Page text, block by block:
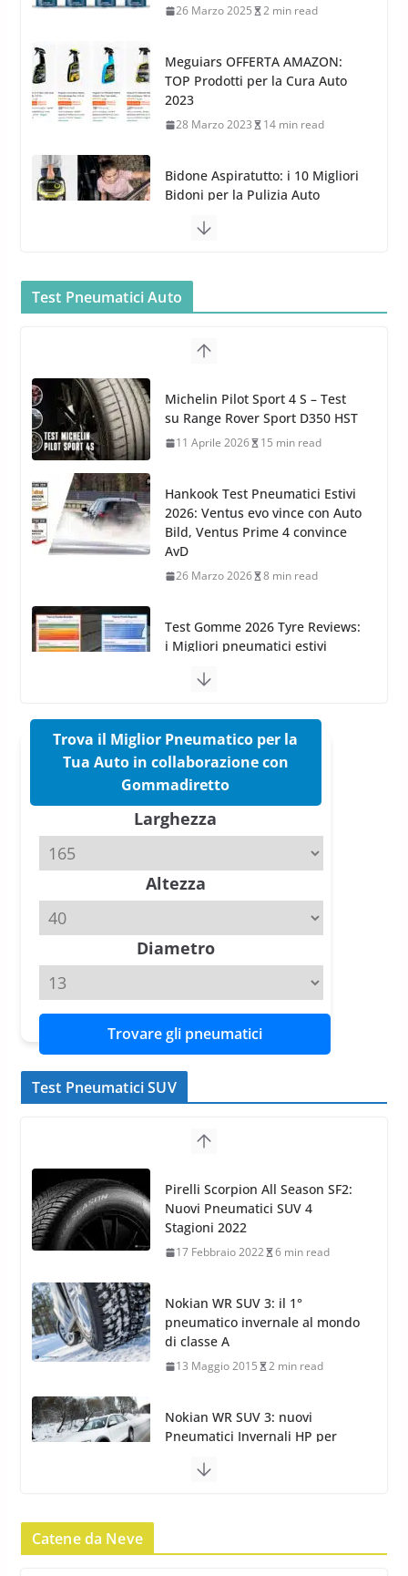
28 Marzo 2023 14 min read
Bidone Aspiratutto: i 10 Migliori
Bidoni per la Pulizia Auto
6 Maggio 2022
Gun per la tua Idropulitrice?
5 Maggio 2022 2 min read
Car Care
26 Marzo 2025 2 min read
Azoto
26 Marzo 2025 2 min read
Test Pneumatici Auto
Hankook Test Pneumatici Estivi
2026: Ventus evo vince con Auto
Bild, Ventus Prime 4 convince
Test Gomme 2026 Tyre Reviews:
i Migliori pneumatici estivi
sportivi a confronto
Pirelli Cinturato 2026: due
confermano il salto tecnico del
Pirelli P Zero Trofeo RS: per
Tyre Reviews è la gomma semi-
slick da battere
Michelin Pilot Sport 4 S – Test
su Range Rover Sport D350 HST
11 Aprile 2026 15 min read
Trova il Miglior Pneumatico per la
Tua Auto in collaborazione con
Gommadiretto
Larghezza
Altezza
Diametro
Trovare gli pneumatici
Test Pneumatici SUV
Nokian WR SUV 3: il 1°
pneumatico invernale al mondo
di classe A
13 Maggio 2015 2 min read
Nokian WR SUV 3: nuovi
Pneumatici Invernali HP per
condizioni invernali difficili
23 Aprile 2013 9 min read
Yokohama Geolandar G073: nuovi pneumatici
invernali SUV
2 min read
17 Febbraio 2022 6 min read
Catene da Neve